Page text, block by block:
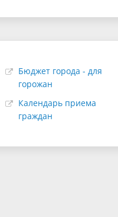
Бюджет города - для
горожан
Календарь приема
граждан